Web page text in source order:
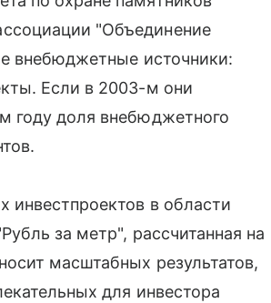
"Объединение
внебюджетные источники:
Если в 2003-м они
году доля внебюджетного
инвестпроектов в области
за метр", рассчитанная на
масштабных результатов,
для инвестора